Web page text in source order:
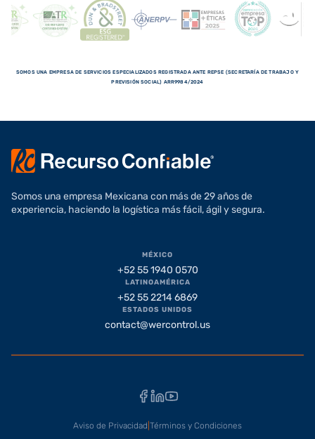
SOMOS UNA EMPRESA DE SERVICIOS ESPECIALIZADOS REGISTRADA ANTE REPSE (SECRETARÍA DE TRABAJO Y
PREVISIÓN SOCIAL) ARR9984/2024
Somos una empresa Mexicana con más de 29 años de
experiencia, haciendo la logística más fácil, ágil y segura.
MÉXICO
+52 55 1940 0570
LATINOAMÉRICA
+52 55 2214 6869
ESTADOS UNIDOS
contact@wercontrol.us
Aviso de Privacidad Términos y Condiciones